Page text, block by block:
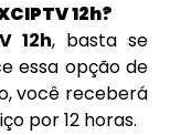
12h?
12h, basta se
essa opção de
você receberá
por 12 horas.